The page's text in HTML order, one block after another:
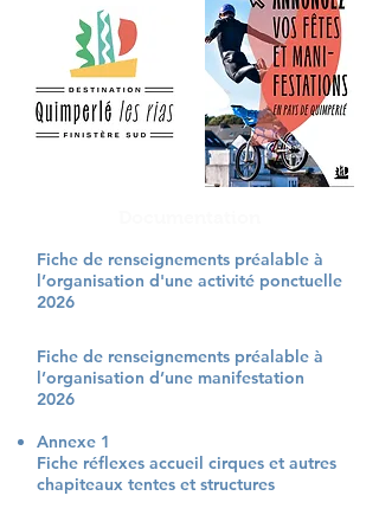
Fiche de renseignements préalable à
l’organisation d'une activité ponctuelle
2026
Fiche de renseignements préalable à
l’organisation d’une manifestation
2026
Annexe 1
Fiche réflexes accueil cirques et autres
chapiteaux tentes et structures